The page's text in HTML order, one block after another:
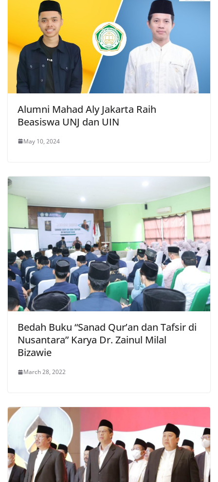
Alumni Mahad Aly Jakarta Raih
Beasiswa UNJ dan UIN
May 10, 2024
Bedah Buku “Sanad Qur’an dan Tafsir di
Nusantara” Karya Dr. Zainul Milal
Bizawie
March 28, 2022